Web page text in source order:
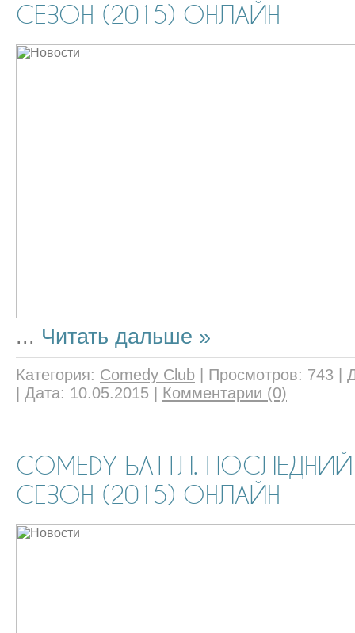
СЕЗОН (2015) ОНЛАЙН
... Читать дальше »
Категория: Comedy Club Просмотров: 743
Дата: 10.05.2015 Комментарии (0)
COMEDY БАТТЛ.
СЕЗОН (2015) ОНЛАЙН